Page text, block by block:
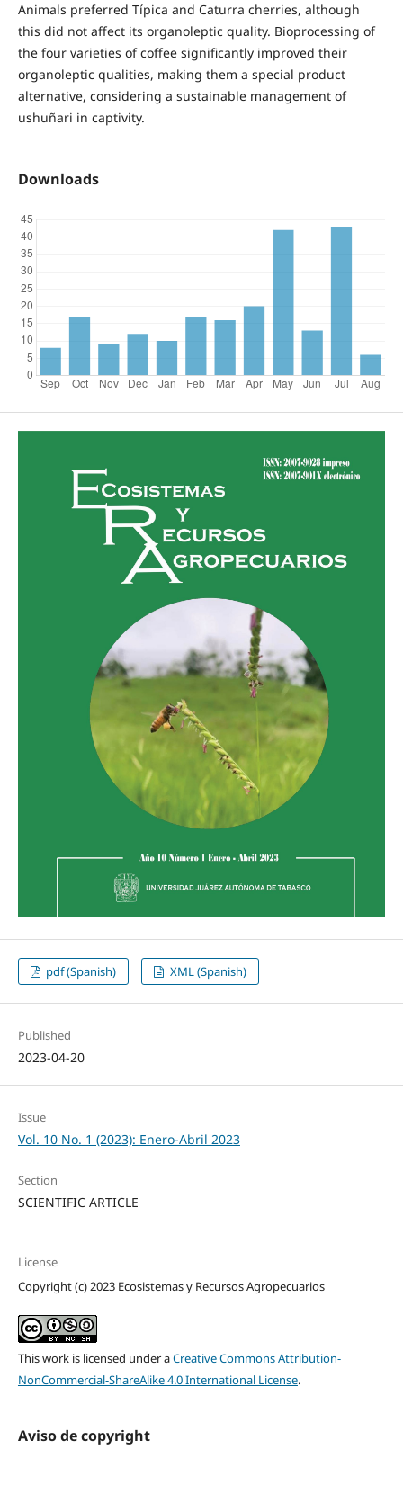
Animals preferred Típica and Caturra cherries, although
this did not affect its organoleptic quality. Bioprocessing of
the four varieties of coffee significantly improved their
organoleptic qualities, making them a special product
alternative, considering a sustainable management of
ushuñari in captivity.
Downloads
pdf (Spanish) XML (Spanish)
Published
2023-04-20
Issue
Vol. 10 No. 1 (2023): Enero-Abril 2023
Section
SCIENTIFIC ARTICLE
License
Copyright (c) 2023 Ecosistemas y Recursos Agropecuarios
This work is licensed under aCreative Commons Attribution-
NonCommercial-ShareAlike 4.0 International License.
Aviso de copyright